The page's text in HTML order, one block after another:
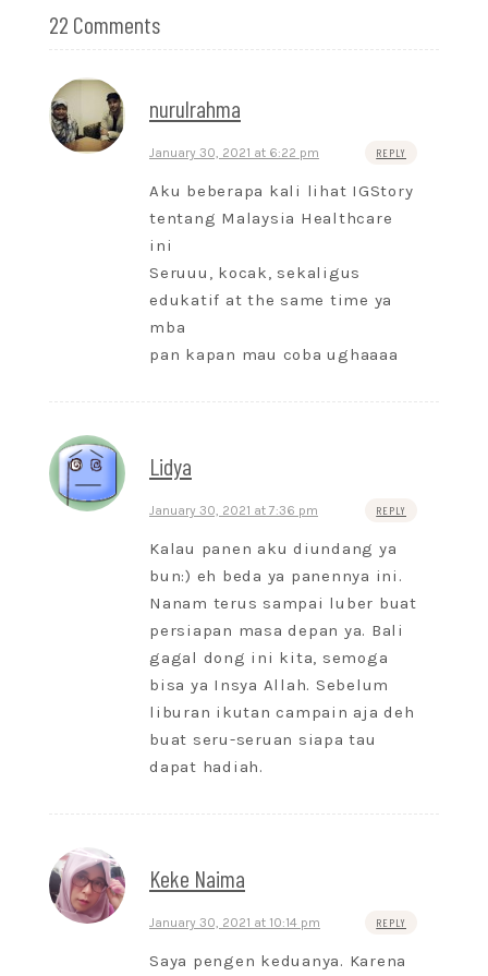
22 Comments
nurulrahma
January 30, 2021 at 6:22 pm REPLY
Aku beberapa kali lihat IGStory
tentang Malaysia Healthcare
ini
Seruuu, kocak, sekaligus
edukatif at the same time ya
mba
pan kapan mau coba ughaaaa
Lidya
January 30, 2021 at 7:36 pm REPLY
Kalau panen aku diundang ya
bun:) eh beda ya panennya ini.
Nanam terus sampai luber buat
persiapan masa depan ya. Bali
gagal dong ini kita, semoga
bisa ya Insya Allah. Sebelum
liburan ikutan campain aja deh
buat seru-seruan siapa tau
dapat hadiah.
Keke Naima
January 30, 2021 at 10:14 pm REPLY
Saya pengen keduanya. Karena